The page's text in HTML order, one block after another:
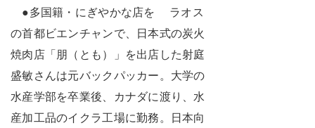
●多国籍・にぎやかな店を ラオス
の首都ビエンチャンで、日本式の炭火
焼肉店「朋（とも）」を出店した射庭
盛敏さんは元バックパッカー。大学の
水産学部を卒業後、カナダに渡り、水
産加工品のイクラ工場に勤務。日本向